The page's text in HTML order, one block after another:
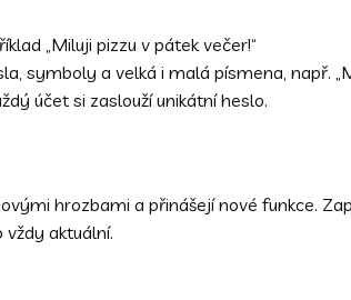
„Miluji pizzu v pátek večer!“
symboly a velká i malá písmena, např.
účet si zaslouží unikátní heslo.
hrozbami a přinášejí nové funkce.
aktuální.